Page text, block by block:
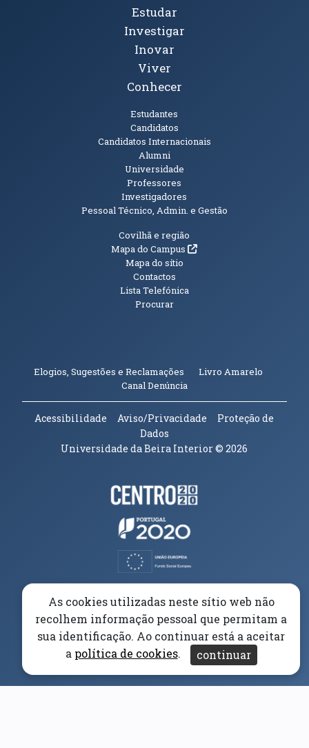
Tópicos Principais
Estudar
Investigar
Inovar
Viver
Conhecer
Estudantes
Candidatos
Candidatos Internacionais
Alumni
Universidade
Professores
Investigadores
Pessoal Técnico, Admin. e Gestão
Informações Adicionais
Covilhã e região
Mapa do Campus(abre em nova janela)
Mapa do sítio
Contactos
Lista Telefónica
Procurar
Elogios, Sugestões e Reclamações Livro Amarelo
Canal Denúncia(abre em nova janela)
Acessibilidade Aviso/Privacidade
Proteção de
Dados
Universidade da Beira Interior© 2026
Parceiros e Financiadores
(abre em nova janela)
(abre em nova janela)
As cookies utilizadas neste sítio web não
recolhem informação pessoal que permitam a
sua identificação. Ao continuar está a aceitar
a política de cookies. continuar